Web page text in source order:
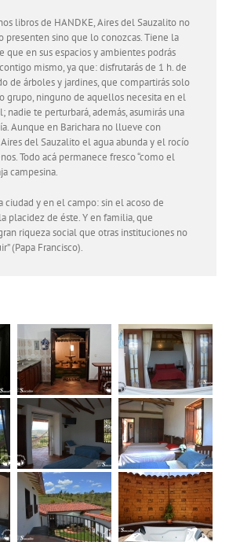
libros de HANDKE, Aires del Sauzalito no
presenten sino que lo conozcas. Tiene la
que en sus espacios y ambientes podrás
mismo, ya que: disfrutarás de 1 h. de
de árboles y jardines, que compartirás solo
grupo, ninguno de aquellos necesita en el
nadie te perturbará, además, asumirás una
Aunque en Barichara no llueve con
del Sauzalito el agua abunda y el rocío
Todo acá permanece fresco “como el
campesina.
ciudad y en el campo: sin el acoso de
placidez de éste. Y en familia, que
riqueza social que otras instituciones no
(Papa Francisco).